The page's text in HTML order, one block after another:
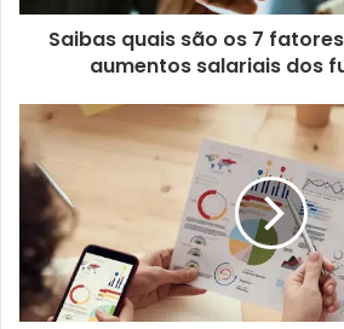
Saibas quais são os 7
aumentos salariais dos